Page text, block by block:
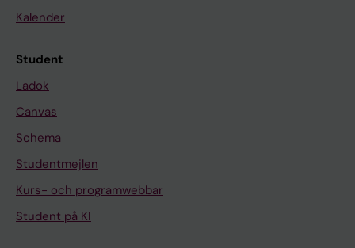
Kalender
Student
Ladok
Canvas
Schema
Studentmejlen
Kurs- och programwebbar
Student på KI